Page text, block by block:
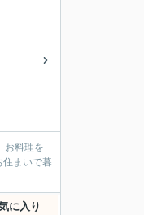
お料理を
まいで暮
に入り